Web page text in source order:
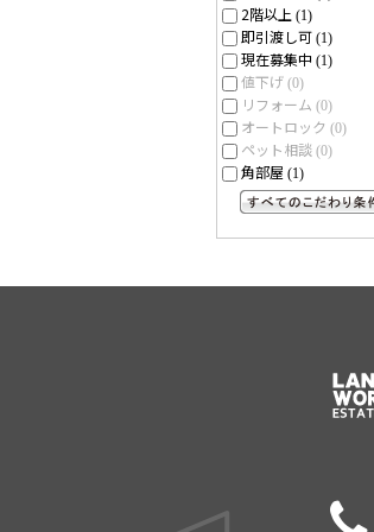
2階以上 (1)
即引渡し可 (1)
現在募集中 (1)
値下げ (0)
リフォーム (0)
オートロック (0)
ペット相談 (0)
角部屋 (1)